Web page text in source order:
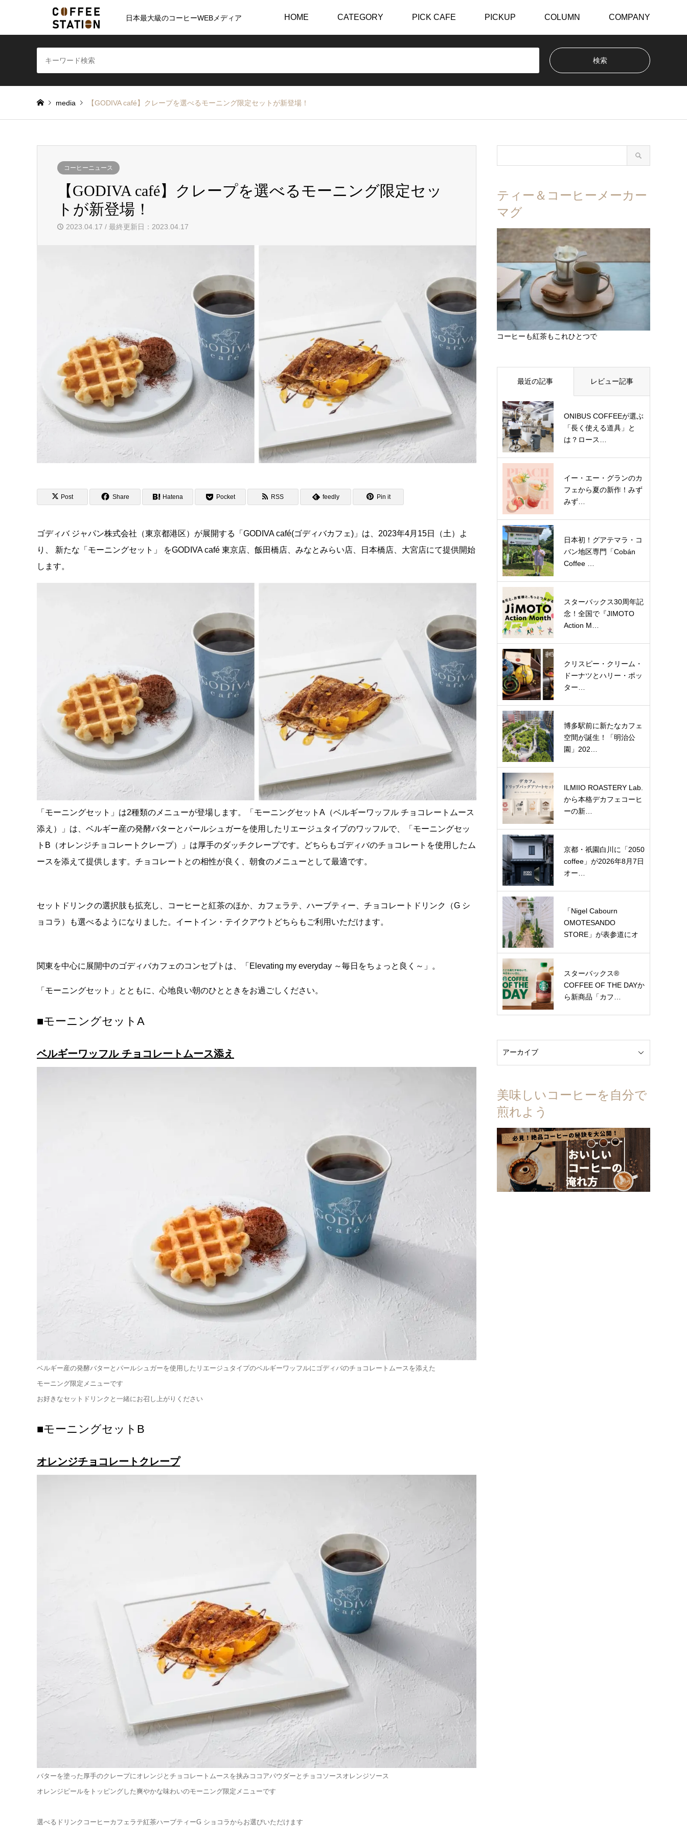
日本最大級のコーヒーWEBメディア HOME CATEGORY PICK CAFE PICKUP COLUMN COMPANY
media 【GODIVA café】クレープを選べるモーニング限定セットが新登場！
コーヒーニュース
【GODIVA café】クレープを選べるモーニング限定セッ
トが新登場！
2023.04.17 / 最終更新日：2023.04.17
Post Share Hatena Pocket RSS feedly Pin it
ゴディバ ジャパン株式会社（東京都港区）が展開する「GODIVA café(ゴディバカフェ)」は、2023年4月15日（土）よ
り、 新たな「モーニングセット」 をGODIVA café 東京店、飯田橋店、みなとみらい店、日本橋店、大宮店にて提供開始
します。
「モーニングセット」は2種類のメニューが登場します。「モーニングセットA（ベルギーワッフル チョコレートムース
添え）」は、ベルギー産の発酵バターとパールシュガーを使用したリエージュタイプのワッフルで、「モーニングセッ
トB（オレンジチョコレートクレープ）」は厚手のダッチクレープです。どちらもゴディバのチョコレートを使用したム
ースを添えて提供します。チョコレートとの相性が良く、朝食のメニューとして最適です。
セットドリンクの選択肢も拡充し、コーヒーと紅茶のほか、カフェラテ、ハーブティー、チョコレートドリンク（G シ
ョコラ）も選べるようになりました。イートイン・テイクアウトどちらもご利用いただけます。
関東を中心に展開中のゴディバカフェのコンセプトは、「Elevating my everyday ～毎日をちょっと良く～」。
「モーニングセット」とともに、心地良い朝のひとときをお過ごしください。
■モーニングセットA
ベルギーワッフル チョコレートムース添え
ベルギー産の発酵バターとパールシュガーを使用したリエージュタイプのベルギーワッフルにゴディバのチョコレートムースを添えた
モーニング限定メニューです
お好きなセットドリンクと一緒にお召し上がりください
■モーニングセットB
オレンジチョコレートクレープ
バターを塗った厚手のクレープにオレンジとチョコレートムースを挟みココアパウダーとチョコソースオレンジソース
オレンジピールをトッピングした爽やかな味わいのモーニング限定メニューです
選べるドリンクコーヒーカフェラテ紅茶ハーブティーG ショコラからお選びいただけます
ティー＆コーヒーメーカー
マグ
コーヒーも紅茶もこれひとつで
最近の記事 レビュー記事
ONIBUS COFFEEが選ぶ
「長く使える道具」と
は？ロース…
イー・エー・グランのカ
フェから夏の新作！みず
みず…
日本初！グアテマラ・コ
バン地区専門「Cobán
Coffee …
スターバックス30周年記
念！全国で『JIMOTO
Action M…
クリスピー・クリーム・
ドーナツとハリー・ポッ
ター…
博多駅前に新たなカフェ
空間が誕生！「明治公
園」202…
ILMIIO ROASTERY Lab.
から本格デカフェコーヒ
ーの新…
京都・祇園白川に「2050
coffee」が2026年8月7日
オー…
「Nigel Cabourn
OMOTESANDO
STORE」が表参道にオ
スターバックス®
COFFEE OF THE DAYか
ら新商品「カフ…
美味しいコーヒーを自分で
煎れよう